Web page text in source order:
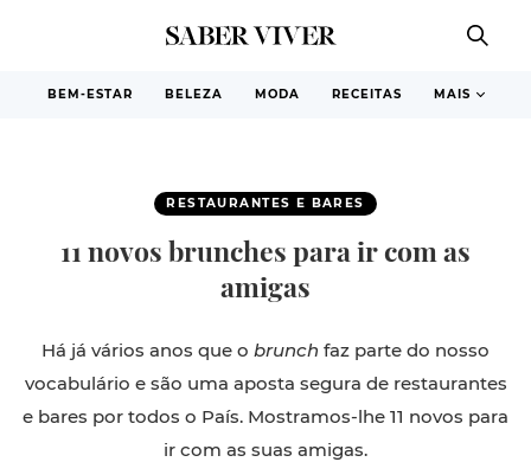
BEM-ESTAR BELEZA MODA RECEITAS MAIS
RESTAURANTES E BARES
11 novos brunches para ir com as
amigas
Há já vários anos que o brunch faz parte do nosso
vocabulário e são uma aposta segura de restaurantes
e bares por todos o País. Mostramos-lhe 11 novos para
ir com as suas amigas.